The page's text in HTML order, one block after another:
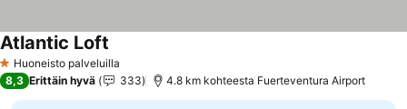
1 Tähtiluokitus
Huoneisto palveluilla
Atlantic Loft
8,3 Erittäin hyvä 333 4.8 km kohteesta Fuerteventura Airport